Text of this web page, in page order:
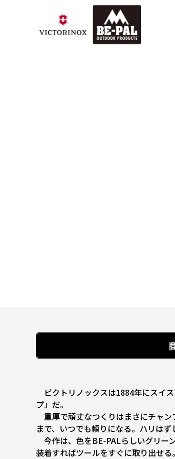
ビクトリノックスは1884年にスイ
プ」だ。
重厚で頑丈なつくりはまさにチャ
まで、いつでも頼りになる。ハリは
今作は、色をBE-PALらしいグリー
装着すればツールをすぐに取り出せ